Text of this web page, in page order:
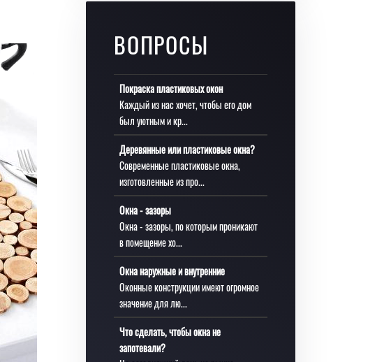
ВОПРОСЫ
Покраска пластиковых окон
Каждый из нас хочет, чтобы его дом
был уютным и кр...
Деревянные или пластиковые окна?
Современные пластиковые окна,
изготовленные из про...
Окна - зазоры
Окна - зазоры, по которым проникают
в помещение хо...
Окна наружные и внутренние
Оконные конструкции имеют огромное
значение для лю...
Что сделать, чтобы окна не
запотевали?